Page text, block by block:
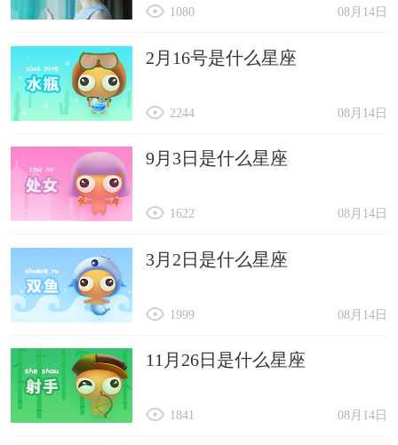
08月14日
1080
2月16号是什么星座
08月14日
2244
9月3日是什么星座
08月14日
1622
3月2日是什么星座
08月14日
1999
11月26日是什么星座
08月14日
1841